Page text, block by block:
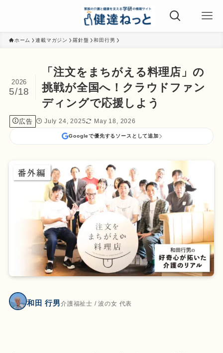
ホーム 連載マガジン 羅針盤 和田行男
「注文をまちがえる料理店」の
挑戦が全国へ！クラウドファン
ディングで応援しよう
2026
5/18
広告 July 24, 2025 May 18, 2026
Googleで優先するソースとして追加
和田 行男介護福祉士 / 波の女 代表